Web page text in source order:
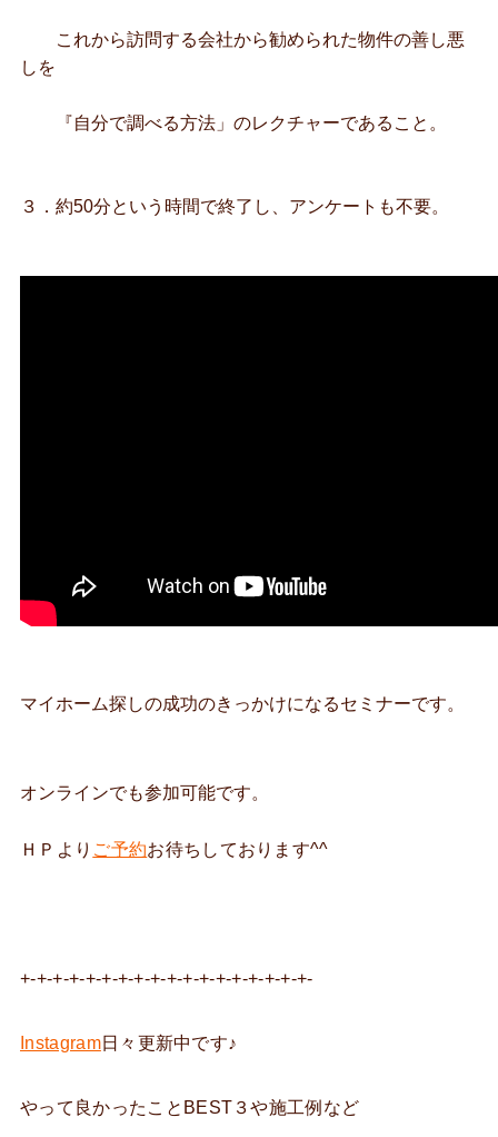
これから訪問する会社から勧められた物件の善し悪
しを
『自分で調べる方法」のレクチャーであること。
３．約50分という時間で終了し、アンケートも不要。
マイホーム探しの成功のきっかけになるセミナーです。
オンラインでも参加可能です。
ＨＰより ご予約お待ちしております^^
+-+-+-+-+-+-+-+-+-+-+-+-+-+-+-+-+-+-
Instagram日々更新中です♪
やって良かったことBEST３や施工例など